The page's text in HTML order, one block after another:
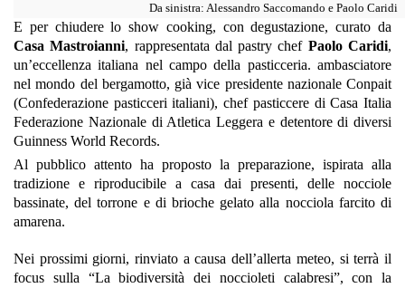
Da sinistra: Alessandro Saccomando e Paolo Caridi
E per chiudere lo show cooking, con degustazione, curato da
Casa Mastroianni, rappresentata dal pastry chef Paolo Caridi,
un’eccellenza italiana nel campo della pasticceria. ambasciatore
nel mondo del bergamotto, già vice presidente nazionale Conpait
(Confederazione pasticceri italiani), chef pasticcere di Casa Italia
Federazione Nazionale di Atletica Leggera e detentore di diversi
Guinness World Records.
Al pubblico attento ha proposto la preparazione, ispirata alla
tradizione e riproducibile a casa dai presenti, delle nocciole
bassinate, del torrone e di brioche gelato alla nocciola farcito di
amarena.
Nei prossimi giorni, rinviato a causa dell’allerta meteo, si terrà il
focus sulla “La biodiversità dei noccioleti calabresi”, con la